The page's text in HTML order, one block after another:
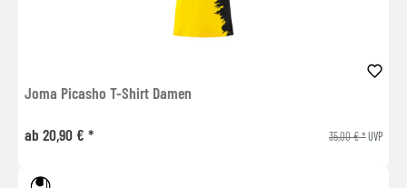
Joma Picasho T-Shirt Damen
ab 20,90 € * 35,00 € *UVP